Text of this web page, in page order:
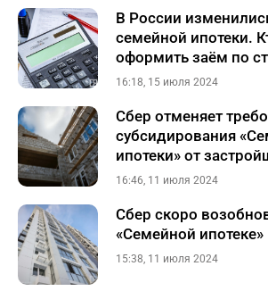
В России
семейной ипотеки.
оформить заём по
16:18, 15 июля 2024
Сбер отменяет
субсидирования
ипотеки» от
16:46, 11 июля 2024
Сбер скоро
«Семейной ипотеке»
15:38, 11 июля 2024